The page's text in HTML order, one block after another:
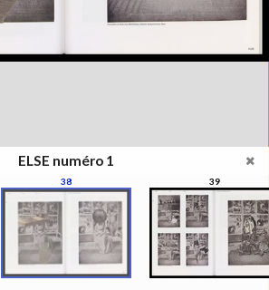
ELSE numéro 1
38 39
du
collectionneur